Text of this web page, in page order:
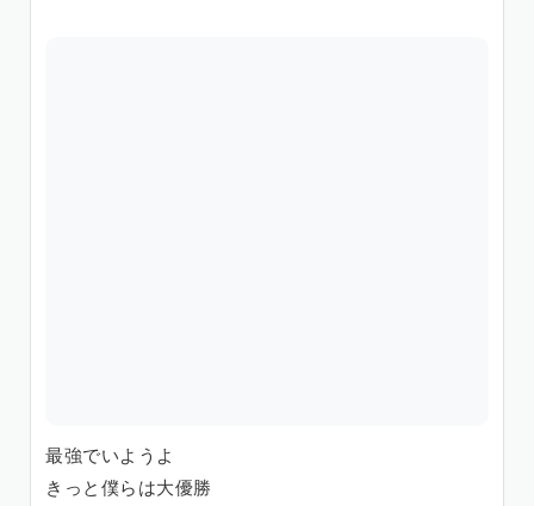
最強でいようよ
きっと僕らは大優勝